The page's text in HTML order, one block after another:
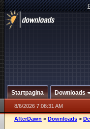
Startpagina Downloads
8/6/2026 7:08:31 AM
AfterDawn > Downloads >